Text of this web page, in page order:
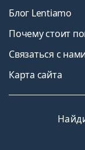
Блог Lentiamo
Почему стоит
Связаться с нами
Карта сайта